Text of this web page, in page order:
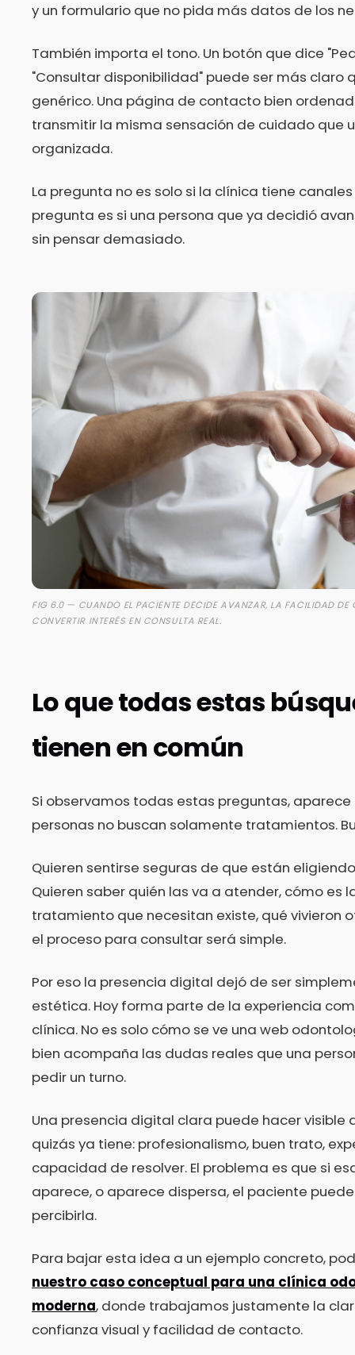
y un formulario que no pida más datos de los
También importa el tono. Un botón que dice
"Consultar disponibilidad" puede ser más claro
genérico. Una página de contacto bien
transmitir la misma sensación de cuidado que
organizada.
La pregunta no es solo si la clínica tiene
pregunta es si una persona que ya decidió
sin pensar demasiado.
FIG 6.0 — CUANDO EL PACIENTE DECIDE AVANZAR, LA FACILIDAD DE
CONVERTIR INTERÉS EN CONSULTA REAL.
Lo que todas estas
tienen en común
Si observamos todas estas preguntas, aparece
personas no buscan solamente tratamientos.
Quieren sentirse seguras de que están
Quieren saber quién las va a atender, cómo es
tratamiento que necesitan existe, qué vivieron
el proceso para consultar será simple.
Por eso la presencia digital dejó de ser
estética. Hoy forma parte de la experiencia
clínica. No es solo cómo se ve una web
bien acompaña las dudas reales que una
pedir un turno.
Una presencia digital clara puede hacer visible
quizás ya tiene: profesionalismo, buen trato,
capacidad de resolver. El problema es que si
aparece, o aparece dispersa, el paciente
percibirla.
Para bajar esta idea a un ejemplo concreto,
nuestro caso conceptual para una clínica
moderna, donde trabajamos justamente la
confianza visual y facilidad de contacto.